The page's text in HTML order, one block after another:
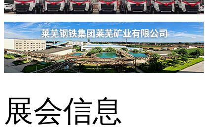
展会信息